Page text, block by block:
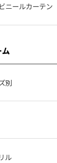
ニールカーテン
別
ル